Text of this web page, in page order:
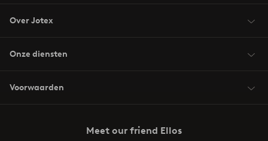
Over Jotex
Onze diensten
Voorwaarden
Meet our friend Ellos